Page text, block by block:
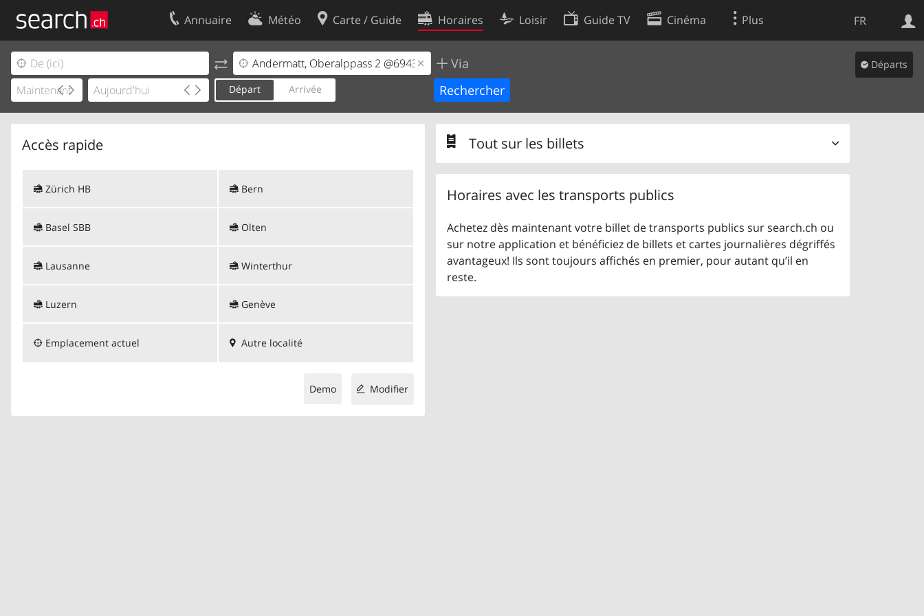
FR
Annuaire Météo Carte / Guide Horaires Loisir Guide TV Cinéma Plus
Via
Départ Arrivée
Départs
Accès rapide
Zürich HB
Basel SBB
Lausanne
Luzern
Bern
Olten
Winterthur
Genève
Emplacement actuel Autre localité
Modifier
Demo
Tout sur les billets
Horaires avec les transports publics
Achetez dès maintenant votre billet de transports publics sur search.ch ou
sur notre application et bénéficiez de billets et cartes journalières dégriffés
avantageux! Ils sont toujours affichés en premier, pour autant qu’il en
reste.
Votre inscription
Centre clients
Contact
Conditions d’utilisation
Préférences de cookies